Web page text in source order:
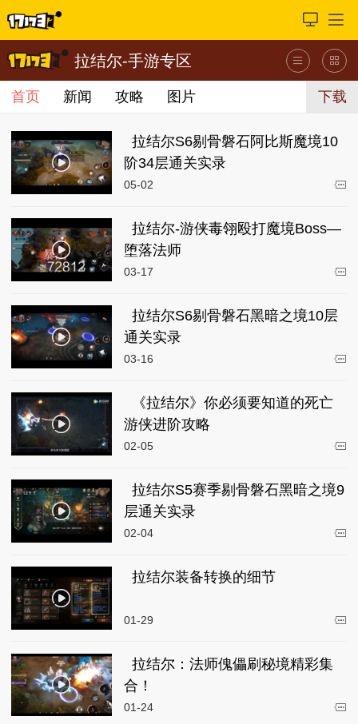
拉结尔-手游专区
首页 新闻 攻略 图片 下载
拉结尔S6剔骨磐石阿比斯魔境10
阶34层通关实录
05-02
拉结尔-游侠毒翎殴打魔境Boss—
堕落法师
03-17
拉结尔S6剔骨磐石黑暗之境10层
通关实录
03-16
《拉结尔》你必须要知道的死亡
游侠进阶攻略
02-05
拉结尔S5赛季剔骨磐石黑暗之境9
层通关实录
02-04
拉结尔装备转换的细节
01-29
拉结尔：法师傀儡刷秘境精彩集
合！
01-24